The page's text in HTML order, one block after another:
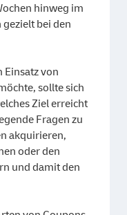
hinweg im
bei den
von
sollte sich
Ziel erreicht
Fragen zu
akquirieren,
oder den
und damit den